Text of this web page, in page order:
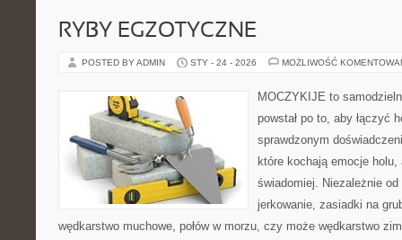
RYBY EGZOTYCZNE
POSTED BY ADMIN STY - 24 - 2026 MOŻLIWOŚĆ
MOCZYKIJE to
powstał po to, aby łączyć
sprawdzonym
które kochają emocje
świadomiej. Niezależnie
jerkowanie, zasiadki na
wędkarstwo muchowe, połów w morzu, czy może wędkarstwo